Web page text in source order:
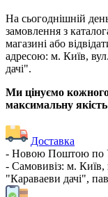
На сьогоднішній
замовлення з
магазині або
адресою: м. Київ,
дачі".
Ми цінуємо
максимальну
Доставка
- Новою Поштою по
- Самовивіз: м.
"Караваеви дачі",